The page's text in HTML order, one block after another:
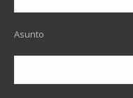
Asunto